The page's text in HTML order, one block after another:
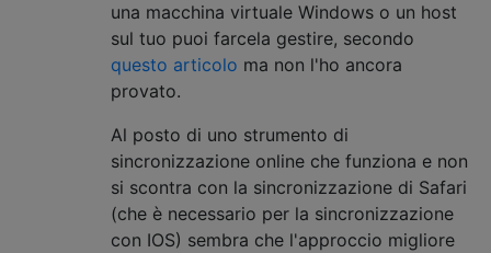
una macchina virtuale Windows o un host
sul tuo puoi farcela gestire, secondo
questo articolo ma non l'ho ancora
provato.
Al posto di uno strumento di
sincronizzazione online che funziona e non
si scontra con la sincronizzazione di Safari
(che è necessario per la sincronizzazione
con IOS) sembra che l'approccio migliore